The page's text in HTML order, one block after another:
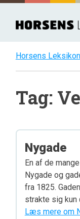
Spring
indhold
Horsens Leksikon
Tag:
Nygade
En af de
Nygade og
fra 1825.
strakte sig kun
Læs mere om